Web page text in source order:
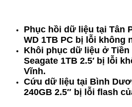
Phục hồi dữ liệu tại Tân
WD 1TB PC bị lỗi không
Khôi phục dữ liệu ở Tiền
Seagate 1TB 2.5′ bị lỗi
Vĩnh.
Cứu dữ liệu tại Bình
240GB 2.5″ bị lỗi flash